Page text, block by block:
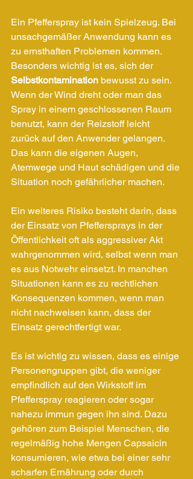
Ein Pfefferspray ist kein Spielzeug. Bei
unsachgemäßer Anwendung kann es
zu ernsthaften Problemen kommen.
Besonders wichtig ist es, sich der
Selbstkontamination bewusst zu sein.
Wenn der Wind dreht oder man das
Spray in einem geschlossenen Raum
benutzt, kann der Reizstoff leicht
zurück auf den Anwender gelangen.
Das kann die eigenen Augen,
Atemwege und Haut schädigen und die
Situation noch gefährlicher machen.
Ein weiteres Risiko besteht darin, dass
der Einsatz von Pfeffersprays in der
Öffentlichkeit oft als aggressiver Akt
wahrgenommen wird, selbst wenn man
es aus Notwehr einsetzt. In manchen
Situationen kann es zu rechtlichen
Konsequenzen kommen, wenn man
nicht nachweisen kann, dass der
Einsatz gerechtfertigt war.
Es ist wichtig zu wissen, dass es einige
Personengruppen gibt, die weniger
empfindlich auf den Wirkstoff im
Pfefferspray reagieren oder sogar
nahezu immun gegen ihn sind. Dazu
gehören zum Beispiel Menschen, die
regelmäßig hohe Mengen Capsaicin
konsumieren, wie etwa bei einer sehr
scharfen Ernährung oder durch